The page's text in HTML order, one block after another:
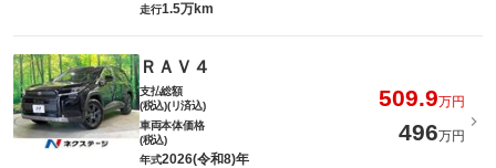
走行1.5万km
ＲＡＶ４
支払総額
(税込)(リ済込)
509.9万円
車両本体価格
(税込)
496万円
年式2026(令和8)年